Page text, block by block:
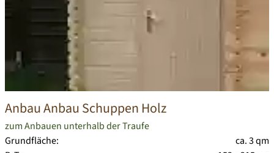
Anbau Anbau Schuppen Holz
zum Anbauen unterhalb der Traufe
Grundfläche:
ca. 3 qm